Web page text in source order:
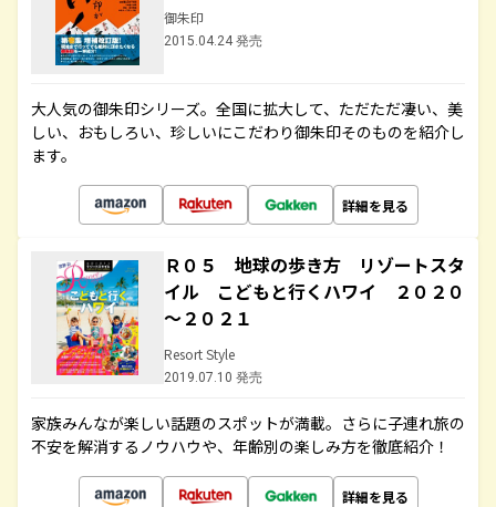
御朱印
2015.04.24 発売
大人気の御朱印シリーズ。全国に拡大して、ただただ凄い、美
しい、おもしろい、珍しいにこだわり御朱印そのものを紹介し
ます。
詳細を見る
Ｒ０５ 地球の歩き方 リゾートスタ
イル こどもと行くハワイ ２０２０
～２０２１
Resort Style
2019.07.10 発売
家族みんなが楽しい話題のスポットが満載。さらに子連れ旅の
不安を解消するノウハウや、年齢別の楽しみ方を徹底紹介！
詳細を見る